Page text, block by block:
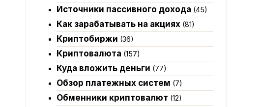
Источники пассивного дохода (45)
Как зарабатывать на акциях(81)
Криптобиржи (36)
Криптовалюта (157)
Куда вложить деньги (77)
Обзор платежных систем (7)
Обменники криптовалют (12)